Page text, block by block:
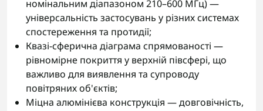
номінальним діапазоном 210–600 МГц) —
універсальність застосувань у різних системах
спостереження та протидії;
Квазі-сферична діаграма спрямованості —
рівномірне покриття у верхній півсфері, що
важливо для виявлення та супроводу
повітряних об'єктів;
Міцна алюмінієва конструкція — довговічність,